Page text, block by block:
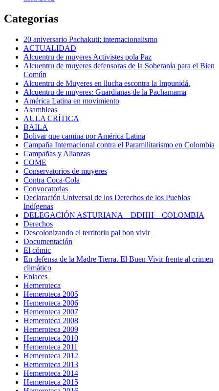
Categorías
20 aniversario Pachakuti: internacionalismo
ACTUALIDAD
Alcuentru de muyeres Activistes pola Paz
Alcuentru de muyeres defensoras de la Soberanía para el Bien
Común
Alcuentru de Muyeres en llucha escontra la Impunidá.
Alcuentru de muyeres: Guardianas de la Pachamama
América Latina en movimiento
Asambleas
AULA CRÍTICA
BAILA
Bolivar que camina por América Latina
Campaña Internacional contra el Paramilitarismo en Colombia
Campañas y Alianzas
COME
Conservatorios de muyeres
Contra Coca-Cola
Convocatorias
Declaración Universal de los Derechos de los Pueblos
Indígenas
DELEGACIÓN ASTURIANA – DDHH – COLOMBIA
Derechos
Descolonizando el territoriu pal bon vivir
Documentación
El cómic
En defensa de la Madre Tierra. El Buen Vivir frente al crimen
climático
Enlaces
Hemeroteca
Hemeroteca 2005
Hemeroteca 2006
Hemeroteca 2007
Hemeroteca 2008
Hemeroteca 2009
Hemeroteca 2010
Hemeroteca 2011
Hemeroteca 2012
Hemeroteca 2013
Hemeroteca 2014
Hemeroteca 2015